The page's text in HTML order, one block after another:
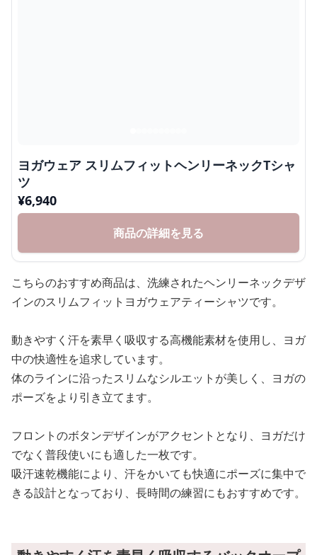
ヨガウェア スリムフィットヘンリーネックTシャ
ツ
¥6,940
商品の詳細を見る
こちらのおすすめ商品は、洗練されたヘンリーネックデザ
インのスリムフィットヨガウェアティーシャツです。
動きやすく汗を素早く吸収する高機能素材を使用し、ヨガ
中の快適性を追求しています。
体のラインに沿ったスリムなシルエットが美しく、ヨガの
ポーズをより引き立てます。
フロントのボタンデザインがアクセントとなり、ヨガだけ
でなく普段使いにも適した一枚です。
吸汗速乾機能により、汗をかいても快適にポーズに集中で
きる設計となっており、長時間の練習にもおすすめです。